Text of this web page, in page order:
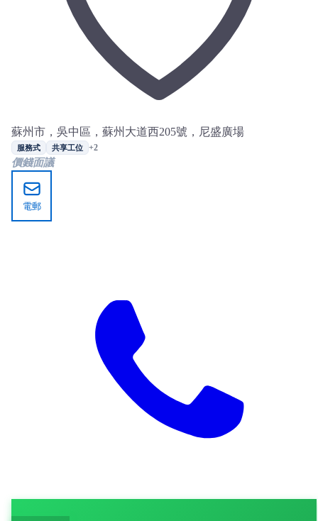
蘇州市，吳中區，蘇州大道西205號，尼盛廣場
服務式 共享工位 +2
價錢面議
電郵